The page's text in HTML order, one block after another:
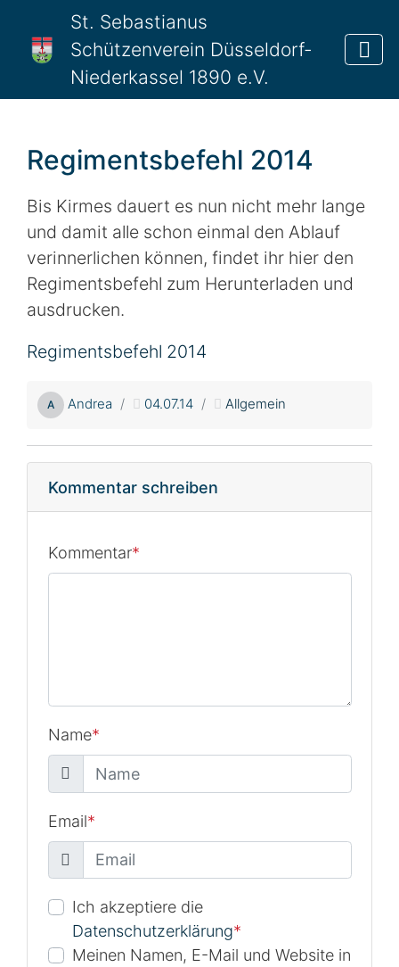
St. Sebastianus
Schützenverein Düsseldorf-
Niederkassel 1890 e.V.
Regimentsbefehl 2014
Bis Kirmes dauert es nun nicht mehr lange
und damit alle schon einmal den Ablauf
verinnerlichen können, findet ihr hier den
Regimentsbefehl zum Herunterladen und
ausdrucken.
Regimentsbefehl 2014
A Andrea 04.07.14 Allgemein
Kommentar schreiben
Kommentar*
Name*
Email*
Ich akzeptiere die
Datenschutzerklärung*
Meinen Namen, E-Mail und Website in